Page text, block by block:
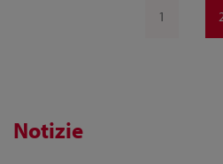
1
Notizie